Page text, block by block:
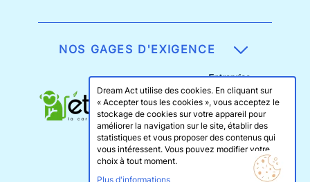
NOS GAGES D'EXIGENCE
Dream Act utilise des cookies. En cliquant sur
« Accepter tous les cookies », vous acceptez le
stockage de cookies sur votre appareil pour
améliorer la navigation sur le site, établir des
statistiques et vous proposer des contenus qui
vous intéressent. Vous pouvez modifier votre
choix à tout moment.
Plus d'informations